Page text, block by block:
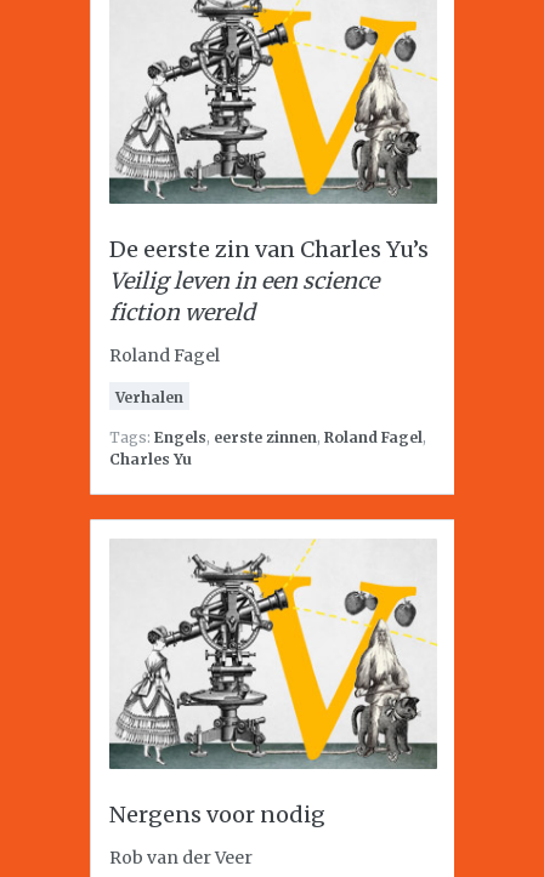
De eerste zin van Charles Yu’s
Veilig leven in een science
fiction wereld
Roland Fagel
Verhalen
Tags: Engels, eerste zinnen, Roland Fagel,
Charles Yu
Nergens voor nodig
Rob van der Veer